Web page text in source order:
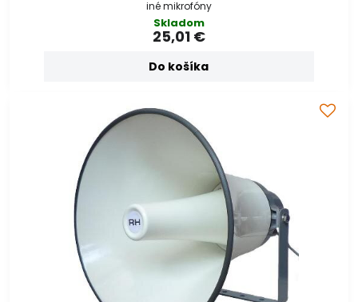
iné mikrofóny
Skladom
25,01 €
Do košíka